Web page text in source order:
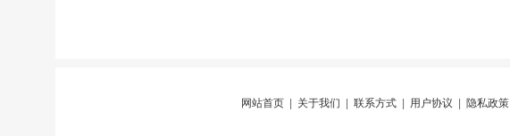
网站首页 关于我们 联系方式 用户协议 隐私政策